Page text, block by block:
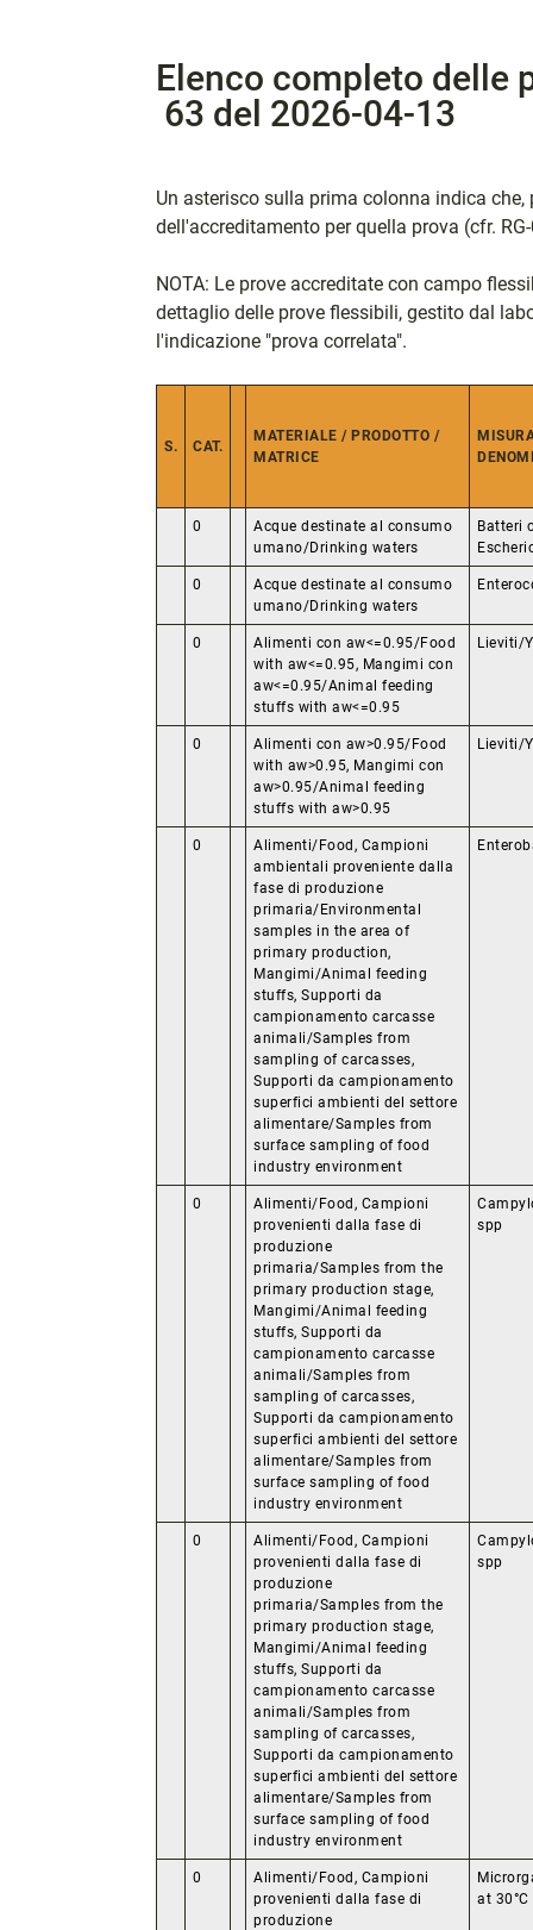
Elenco completo delle
63 del 2026-04-13
Un asterisco sulla prima colonna indica
dell'accreditamento per quella prova (cfr.
NOTA: Le prove accreditate con campo
dettaglio delle prove flessibili, gestito dal
l'indicazione "prova correlata".
S. CAT.
MATERIALE / PRODOTTO /
MATRICE
0
Acque destinate al consumo
umano/Drinking waters
Batteri
0
Acque destinate al consumo
umano/Drinking waters
0
Alimenti con aw<=0.95/Food
with aw<=0.95, Mangimi con
aw<=0.95/Animal feeding
stuffs with aw<=0.95
Lieviti/
0
Alimenti con aw>0.95/Food
with aw>0.95, Mangimi con
aw>0.95/Animal feeding
stuffs with aw>0.95
Lieviti/
0
Alimenti/Food, Campioni
ambientali proveniente dalla
fase di produzione
primaria/Environmental
samples in the area of
primary production,
Mangimi/Animal feeding
stuffs, Supporti da
campionamento carcasse
animali/Samples from
sampling of carcasses,
Supporti da campionamento
superfici ambienti del settore
alimentare/Samples from
surface sampling of food
industry environment
0
Alimenti/Food, Campioni
provenienti dalla fase di
produzione
primaria/Samples from the
primary production stage,
Mangimi/Animal feeding
stuffs, Supporti da
campionamento carcasse
animali/Samples from
sampling of carcasses,
Supporti da campionamento
superfici ambienti del settore
alimentare/Samples from
surface sampling of food
industry environment
spp
0
Alimenti/Food, Campioni
provenienti dalla fase di
produzione
primaria/Samples from the
primary production stage,
Mangimi/Animal feeding
stuffs, Supporti da
campionamento carcasse
animali/Samples from
sampling of carcasses,
Supporti da campionamento
superfici ambienti del settore
alimentare/Samples from
surface sampling of food
industry environment
spp
0
Alimenti/Food, Campioni
provenienti dalla fase di
produzione
at 30°C